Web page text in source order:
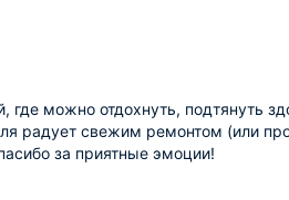
где можно отдохнуть, подтянуть
радует свежим ремонтом (или
за приятные эмоции!